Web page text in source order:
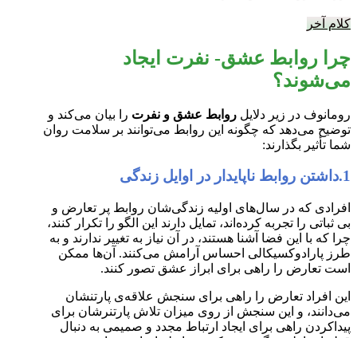
کلام آخر
چرا روابط عشق- نفرت ایجاد
می‌شوند؟
رومانوف در زیر دلایل روابط عشق و نفرت را بیان می‌کند و
توضیح می‌دهد که چگونه این روابط می‌توانند بر سلامت روان
شما تأثیر بگذارند:
1.داشتن روابط ناپایدار در اوایل زندگی
افرادی که در سال‌های اولیه زندگی‌شان روابط پر تعارض و
بی ثباتی را تجربه کرده‌اند، تمایل دارند این الگو را تکرار کنند،
چرا که با این فضا آشنا هستند، در آن نیاز به تغییر ندارند و به
طرز پارادوکسیکالی احساس آرامش می‌کنند. آن‌ها ممکن
است تعارض را راهی برای ابراز عشق تصور کنند.
این افراد تعارض را راهی برای سنجش علاقه‌ی پارتنشان
می‌دانند، و این سنجش از روی میزان تلاش پارتنرشان برای
پیداکردن راهی برای ایجاد ارتباط مجدد و صمیمی به دنبال